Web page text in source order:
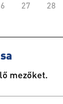
27 28
mezőket.